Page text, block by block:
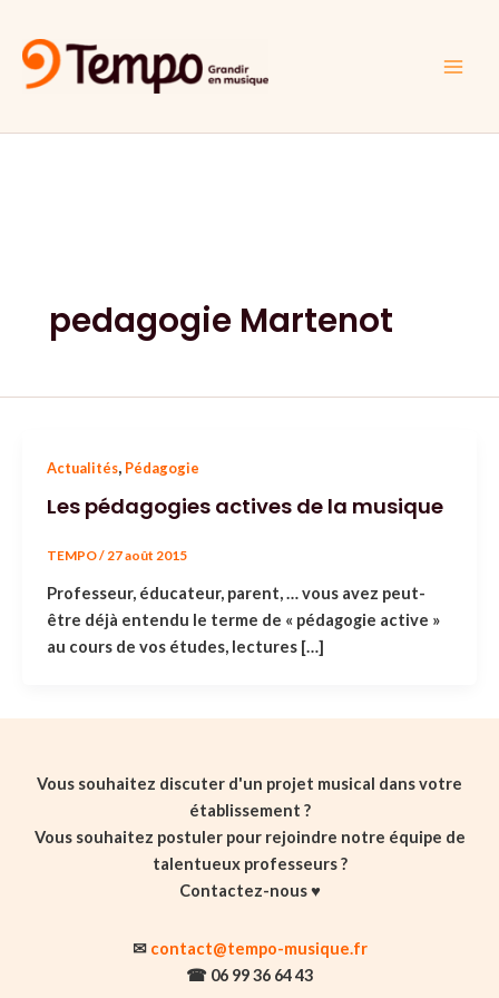
contenu
pedagogie Martenot
Actualités, Pédagogie
Les pédagogies actives de la musique
TEMPO/27 août 2015
Professeur, éducateur, parent, … vous avez peut-
être déjà entendu le terme de « pédagogie active »
au cours de vos études, lectures […]
Vous souhaitez discuter d'un projet musical dans votre
établissement ?
Vous souhaitez postuler pour rejoindre notre équipe de
talentueux professeurs ?
Contactez-nous ♥️
✉ contact@tempo-musique.fr
☎ 06 99 36 64 43